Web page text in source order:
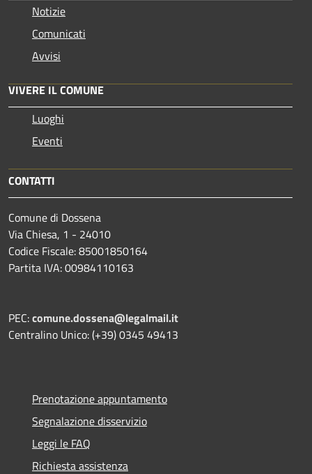
Notizie
Comunicati
Avvisi
VIVERE IL COMUNE
Luoghi
Eventi
CONTATTI
Comune di Dossena
Via Chiesa, 1 - 24010
Codice Fiscale: 85001850164
Partita IVA: 00984110163
PEC:comune.dossena@legalmail.it
Centralino Unico: (+39) 0345 49413
Prenotazione appuntamento
Segnalazione disservizio
Leggi le FAQ
Richiesta assistenza